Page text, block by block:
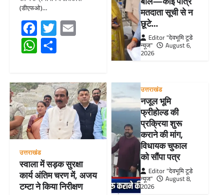
(डीएफओ)…
Facebook
TwitterEmail
WhatsApp
मतदाता सूची से न
छूटे…
Editor "देवभूमि टूडे
न्यूज"
August 6,
2026
उत्तराखंड
स्वाला में सड़क सुरक्षा
कार्य अंतिम चरण में, अजय
टम्टा ने किया निरीक्षण
उत्तराखंड
नजूल भूमि
फ्रीहोल्ड की
प्रक्रिया शुरू
कराने की मांग,
विधायक चुफाल
को सौंपा पत्र
Editor "देवभूमि टूडे
न्यूज"
August 8,
2026